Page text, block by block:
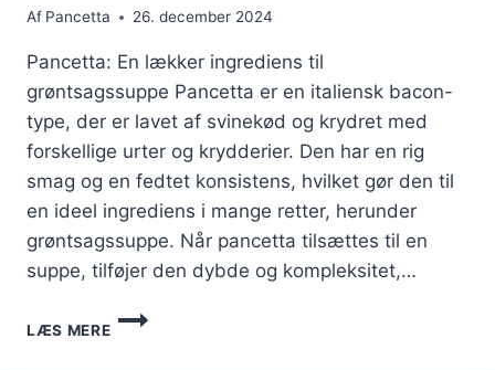
Af Pancetta 26. december 2024
Pancetta: En lækker ingrediens til
grøntsagssuppe Pancetta er en italiensk bacon-
type, der er lavet af svinekød og krydret med
forskellige urter og krydderier. Den har en rig
smag og en fedtet konsistens, hvilket gør den til
en ideel ingrediens i mange retter, herunder
grøntsagssuppe. Når pancetta tilsættes til en
suppe, tilføjer den dybde og kompleksitet,…
LÆS MERE
PANCETTA
TIL